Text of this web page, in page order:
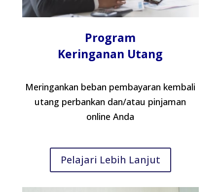
Program
Keringanan Utang
Meringankan beban pembayaran kembali
utang perbankan dan/atau pinjaman
online Anda
Pelajari Lebih Lanjut